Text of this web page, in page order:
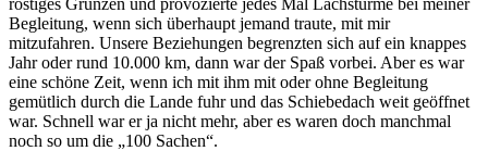
rostiges Grunzen und provozierte jedes Mal Lachstürme bei meiner
Begleitung, wenn sich überhaupt jemand traute, mit mir
mitzufahren. Unsere Beziehungen begrenzten sich auf ein knappes
Jahr oder rund 10.000 km, dann war der Spaß vorbei. Aber es war
eine schöne Zeit, wenn ich mit ihm mit oder ohne Begleitung
gemütlich durch die Lande fuhr und das Schiebedach weit geöffnet
war. Schnell war er ja nicht mehr, aber es waren doch manchmal
noch so um die
100 Sachen .